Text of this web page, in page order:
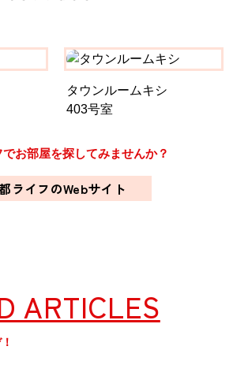
タウンルームキシ
403号室
お部屋を探してみませんか？
ライフのWebサイト
ARTICLES